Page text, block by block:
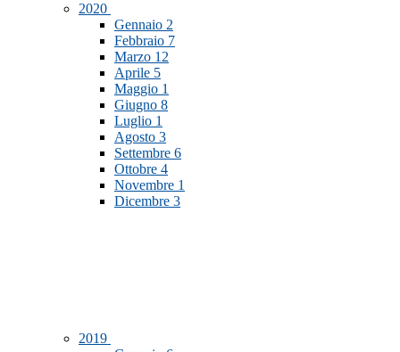
2020
Gennaio 2
Febbraio 7
Marzo 12
Aprile 5
Maggio 1
Giugno 8
Luglio 1
Agosto 3
Settembre 6
Ottobre 4
Novembre 1
Dicembre 3
2019